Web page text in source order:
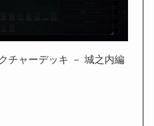
チャーデッキ － 城之内編